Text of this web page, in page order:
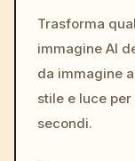
Trasforma
immagine AI
da immagine
stile e luce
secondi.